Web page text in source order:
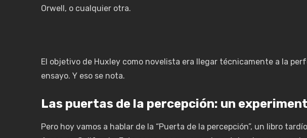
Orwell, o cualquier otra.
El objetivo de Huxley como novelista era llegar técnicamente a la
ensayo. Y eso se nota.
Las puertas de la percepción: un
Pero hoy vamos a hablar de la “Puerta de la percepción”, un libro